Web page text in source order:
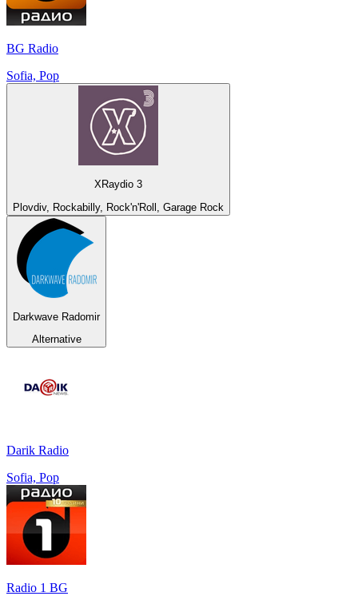
BG Radio
Sofia, Pop
XRaydio 3
Plovdiv, Rockabilly, Rock'n'Roll, Garage Rock
Darkwave Radomir
Alternative
Darik Radio
Sofia, Pop
Radio 1 BG